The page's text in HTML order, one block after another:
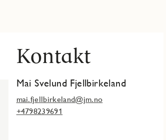
Kontakt
Mai Svelund Fjellbirkeland
mai.fjellbirkeland@jm.no
+4798239691